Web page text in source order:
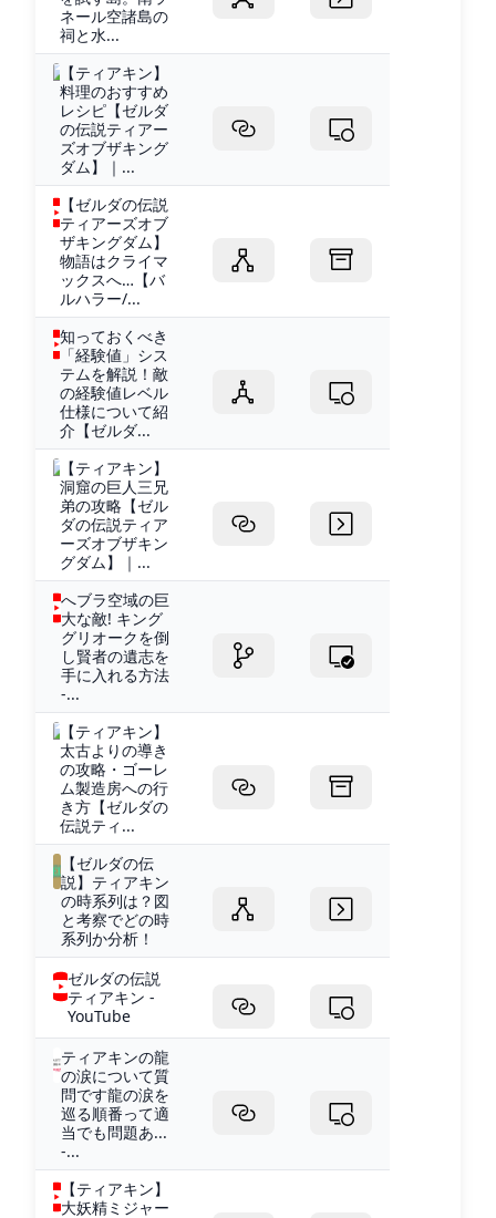
ネール空諸島の
祠と水...
【ティアキン】
料理のおすすめ
レシピ【ゼルダ
の伝説ティアー
ズオブザキング
ダム】｜...
【ゼルダの伝説
ティアーズオブ
ザキングダム】
物語はクライマ
ックスへ…【バ
ルハラー/...
知っておくべき
「経験値」シス
テムを解説！敵
の経験値レベル
仕様について紹
介【ゼルダ...
【ティアキン】
洞窟の巨人三兄
弟の攻略【ゼル
ダの伝説ティア
ーズオブザキン
グダム】｜...
へブラ空域の巨
大な敵! キング
グリオークを倒
し賢者の遺志を
手に入れる方法
-...
【ティアキン】
太古よりの導き
の攻略・ゴーレ
ム製造房への行
き方【ゼルダの
伝説ティ...
【ゼルダの伝
説】ティアキン
の時系列は？図
と考察でどの時
系列か分析！
ゼルダの伝説
ティアキン -
YouTube
ティアキンの龍
の涙について質
問です龍の涙を
巡る順番って適
当でも問題あ...
-...
【ティアキン】
大妖精ミジャー